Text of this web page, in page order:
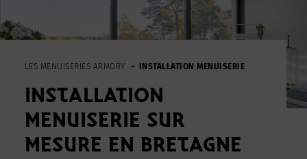
LES MENUISERIES ARMORY INSTALLATION MENUISERIE
INSTALLATION
MENUISERIE SUR
MESURE EN BRETAGNE